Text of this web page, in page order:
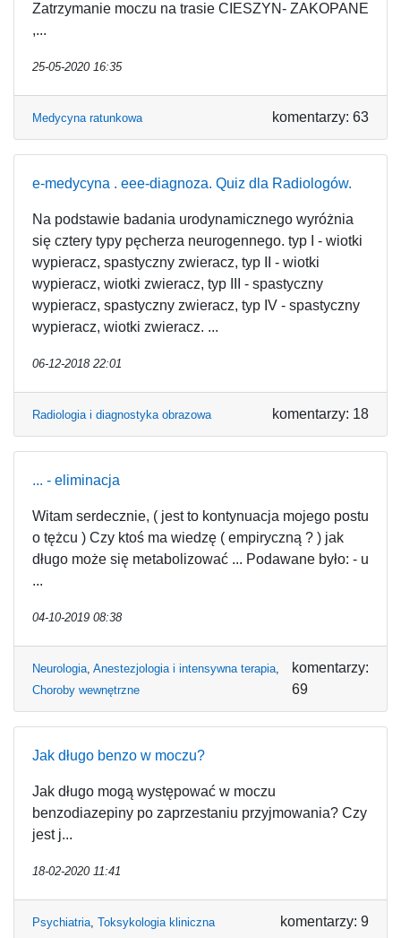
Zatrzymanie moczu na trasie CIESZYN- ZAKOPANE
,...
25-05-2020 16:35
Medycyna ratunkowa komentarzy: 63
e-medycyna . eee-diagnoza. Quiz dla Radiologów.
Na podstawie badania urodynamicznego wyróżnia
się cztery typy pęcherza neurogennego. typ I - wiotki
wypieracz, spastyczny zwieracz, typ II - wiotki
wypieracz, wiotki zwieracz, typ III - spastyczny
wypieracz, spastyczny zwieracz, typ IV - spastyczny
wypieracz, wiotki zwieracz. ...
06-12-2018 22:01
Radiologia i diagnostyka obrazowa komentarzy: 18
... - eliminacja
Witam serdecznie, ( jest to kontynuacja mojego postu
o tężcu ) Czy ktoś ma wiedzę ( empiryczną ? ) jak
długo może się metabolizować ... Podawane było: - u
...
04-10-2019 08:38
Neurologia, Anestezjologia i intensywna terapia,
Choroby wewnętrzne
komentarzy:
69
Jak długo benzo w moczu?
Jak długo mogą występować w moczu
benzodiazepiny po zaprzestaniu przyjmowania? Czy
jest j...
18-02-2020 11:41
Psychiatria, Toksykologia kliniczna komentarzy: 9